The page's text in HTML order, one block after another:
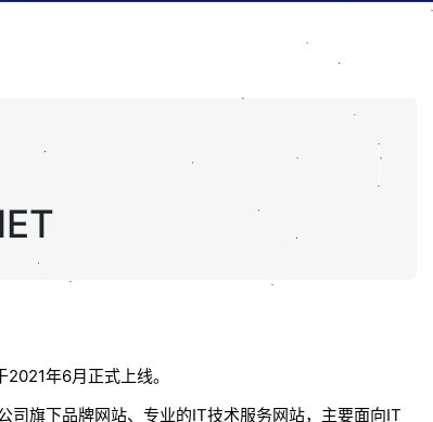
年6月正式上线。
司旗下品牌网站、专业的IT技术服务网站，主要面向IT